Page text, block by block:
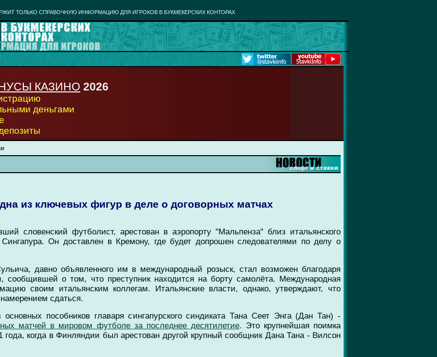
ТОЛЬКО СПРАВОЧНУЮ ИНФОРМАЦИЮ ДЛЯ ИГРОКОВ В БУКМЕКЕРСКИХ КОНТОРАХ
КАЗИНО 2026
деньгами
из ключевых фигур в деле о договорных матчах
словенский футболист, арестован в аэропорту "Мальпенза" близ итальянского
Он доставлен в Кремону, где будет допрошен следователями по делу о
давно объявленного им в международный розыск, стал возможен благодаря
сообщившей о том, что преступник находится на борту самолёта. Международная
своим итальянским коллегам. Итальянские власти, однако, утверждают, что
сдаться.
пособников главаря сингапурского синдиката Тана Сеет Энга (Дан Тан) -
матчей в мировом футболе за последнее десятилетие. Это крупнейшая поимка
года, когда в Финляндии был арестован другой крупный сообщник Дана Тана - Вилсон